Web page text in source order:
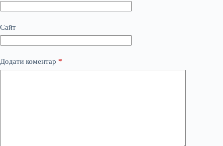
Сайт
Додати коментар *